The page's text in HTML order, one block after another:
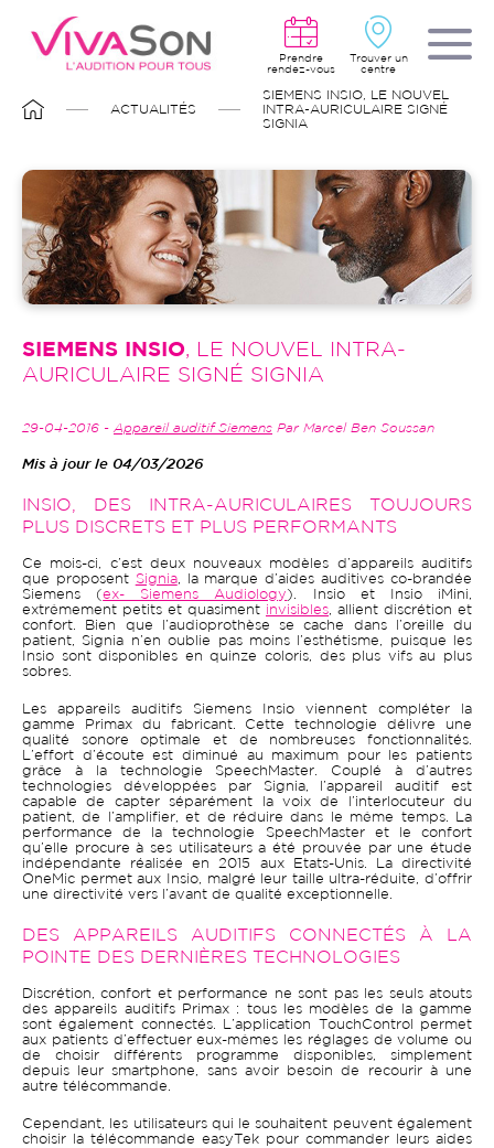
contenu
principal
Prendre
rendez-vous
Trouver un
centre
D'ARIANE
ACTUALITÉS
SIEMENS INSIO, LE NOUVEL
INTRA-AURICULAIRE SIGNÉ
SIGNIA
SIEMENS INSIO, LE NOUVEL INTRA-
AURICULAIRE SIGNÉ SIGNIA
29-04-2016 -Appareil auditif Siemens Par Marcel Ben Soussan
Mis à jour le 04/03/2026
INSIO, DES INTRA-AURICULAIRES TOUJOURS
PLUS DISCRETS ET PLUS PERFORMANTS
Ce mois-ci, c’est deux nouveaux modèles d’appareils auditifs
que proposent
Signia, la marque d’aides auditives co-brandée
Siemens (ex- Siemens Audiology ). Insio et Insio iMini,
extrêmement petits et quasiment
invisibles, allient discrétion et
confort. Bien que l’audioprothèse se cache dans l’oreille du
patient, Signia n’en oublie pas moins l’esthétisme, puisque les
Insio sont disponibles en quinze coloris, des plus vifs au plus
sobres.
Les appareils auditifs Siemens Insio viennent compléter la
gamme Primax du fabricant. Cette technologie délivre une
qualité sonore optimale et de nombreuses fonctionnalités.
L’effort d’écoute est diminué au maximum pour les patients
grâce à la technologie SpeechMaster. Couplé à d’autres
technologies développées par Signia, l’appareil auditif est
capable de capter séparément la voix de l’interlocuteur du
patient, de l’amplifier, et de réduire dans le même temps. La
performance de la technologie SpeechMaster et le confort
qu’elle procure à ses utilisateurs a été prouvée par une étude
indépendante réalisée en 2015 aux Etats-Unis. La directivité
OneMic permet aux Insio, malgré leur taille ultra-réduite, d’offrir
une directivité vers l’avant de qualité exceptionnelle.
DES APPAREILS AUDITIFS CONNECTÉS À LA
POINTE DES DERNIÈRES TECHNOLOGIES
Discrétion, confort et performance ne sont pas les seuls atouts
des appareils auditifs Primax : tous les modèles de la gamme
sont également connectés. L’application TouchControl permet
aux patients d’effectuer eux-mêmes les réglages de volume ou
de choisir différents programme disponibles, simplement
depuis leur smartphone, sans avoir besoin de recourir à une
autre télécommande.
Cependant, les utilisateurs qui le souhaitent peuvent également
choisir la télécommande easyTek pour commander leurs aides